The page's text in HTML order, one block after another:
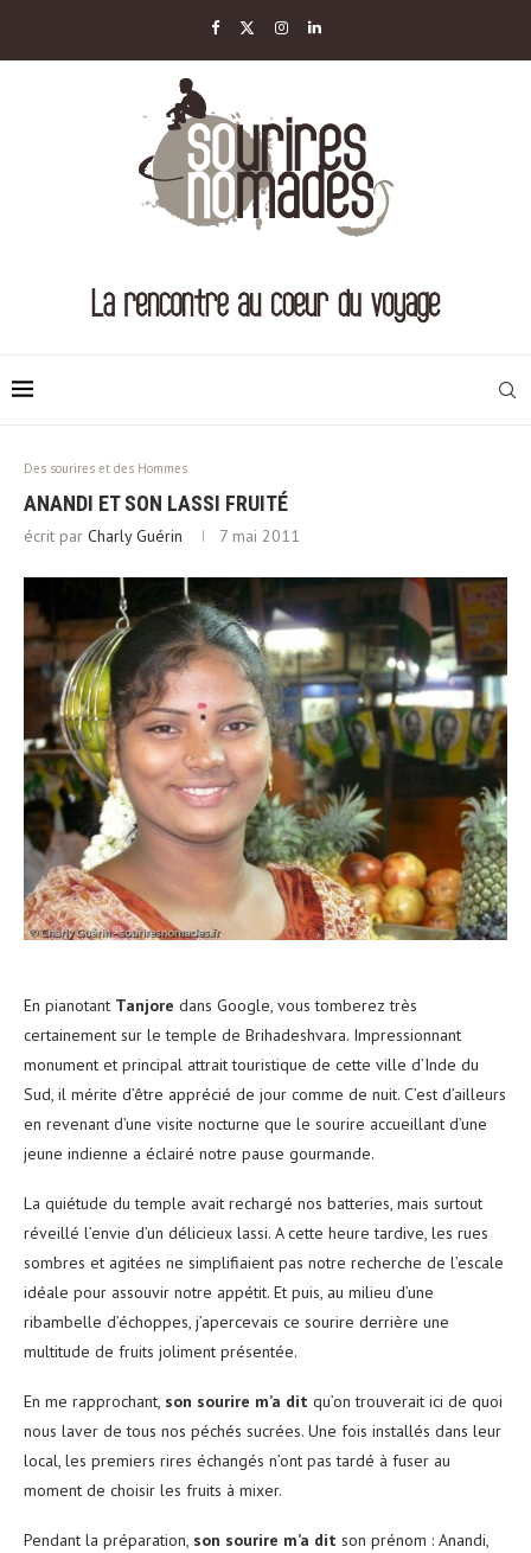
Des sourires et des Hommes
ANANDI ET SON LASSI FRUITÉ
écrit par Charly Guérin 7 mai 2011
En pianotant Tanjore dans Google, vous tomberez très
certainement sur le temple de Brihadeshvara. Impressionnant
monument et principal attrait touristique de cette ville d’Inde du
Sud, il mérite d’être apprécié de jour comme de nuit. C’est d’ailleurs
en revenant d’une visite nocturne que le sourire accueillant d’une
jeune indienne a éclairé notre pause gourmande.
La quiétude du temple avait rechargé nos batteries, mais surtout
réveillé l’envie d’un délicieux lassi. A cette heure tardive, les rues
sombres et agitées ne simplifiaient pas notre recherche de l’escale
idéale pour assouvir notre appétit. Et puis, au milieu d’une
ribambelle d’échoppes, j’apercevais ce sourire derrière une
multitude de fruits joliment présentée.
En me rapprochant, son sourire m’a dit qu’on trouverait ici de quoi
nous laver de tous nos péchés sucrées. Une fois installés dans leur
local, les premiers rires échangés n’ont pas tardé à fuser au
moment de choisir les fruits à mixer.
Pendant la préparation, son sourire m’a dit son prénom : Anandi,